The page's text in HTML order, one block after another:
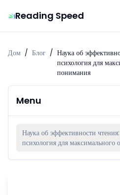
Reading Speed
Дом / Блог / Наука об
психология для
понимания
Menu
Наука об эффективности
психология для